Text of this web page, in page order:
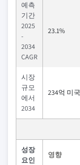
예측
기간
2025
-
2034
CAGR
23.1%
시장
규모
에서
2034
234억 미
성장
요인
영향